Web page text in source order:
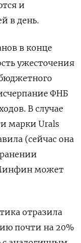
и
в день.
в конце
ужесточения
ФНБ
В ​случае
марки Urals
(сейчас она
может
отразила
почти на 20%